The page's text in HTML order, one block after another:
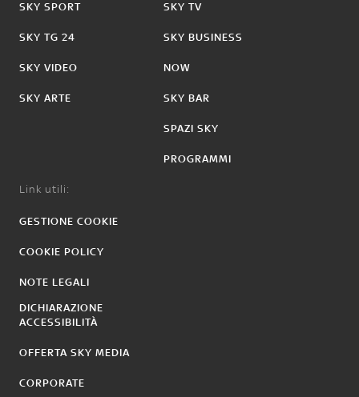
SKY SPORT
SKY TG 24
SKY VIDEO
SKY ARTE
SKY TV
SKY BUSINESS
NOW
SKY BAR
SPAZI SKY
PROGRAMMI
Link utili:
GESTIONE COOKIE
COOKIE POLICY
NOTE LEGALI
DICHIARAZIONE
ACCESSIBILITÀ
OFFERTA SKY MEDIA
CORPORATE